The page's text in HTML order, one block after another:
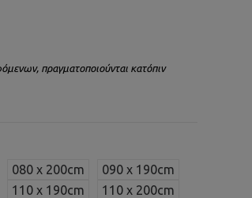
πραγματοποιούνται κατόπιν
080 x 200cm
090 x 190cm
110 x 190cm
110 x 200cm